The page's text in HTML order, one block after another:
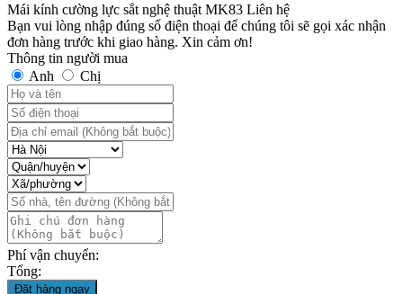
Mái kính cường lực sắt nghệ thuật MK83 Liên hệ
Bạn vui lòng nhập đúng số điện thoại để chúng tôi sẽ gọi xác nhận
đơn hàng trước khi giao hàng. Xin cảm ơn!
Thông tin người mua
Anh
Chị
Phí vận chuyển:
Tổng:
Đặt hàng ngay